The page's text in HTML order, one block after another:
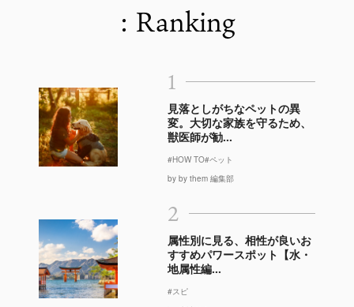
: Ranking
1
見落としがちなペットの異
変。大切な家族を守るため、
獣医師が勧...
#HOW TO#ペット
by by them 編集部
2
属性別に見る、相性が良いお
すすめパワースポット【水・
地属性編...
#スピ